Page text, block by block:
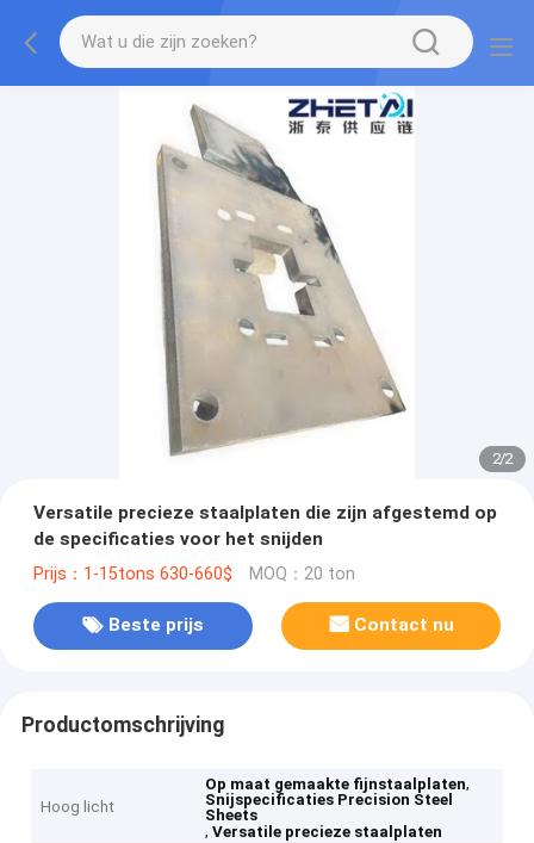
2/2
Versatile precieze staalplaten die zijn afgestemd op
de specificaties voor het snijden
Prijs：1-15tons 630-660$ MOQ：20 ton
Beste prijs Contact nu
Productomschrijving
Hoog licht
Op maat gemaakte fijnstaalplaten,
Snijspecificaties Precision Steel
Sheets
,Versatile precieze staalplaten